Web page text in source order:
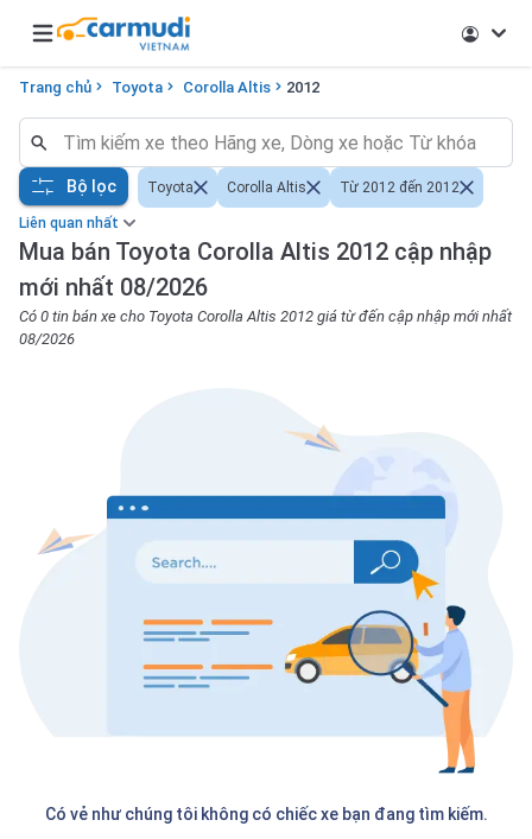
Open main menu
Trang chủ Toyota Corolla Altis 2012
Liên quan nhất
Mua bán Toyota Corolla Altis 2012 cập nhập
mới nhất 08/2026
Có 0 tin bán xe cho Toyota Corolla Altis 2012 giá từ đến cập nhập mới nhất
08/2026
Bộ lọc Toyota Corolla Altis Từ 2012 đến 2012
Có vẻ như chúng tôi không có chiếc xe bạn đang tìm kiếm.